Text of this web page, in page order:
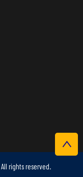
rights reserved.